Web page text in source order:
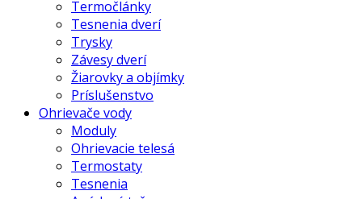
Termočlánky
Tesnenia dverí
Trysky
Závesy dverí
Žiarovky a objímky
Príslušenstvo
Ohrievače vody
Moduly
Ohrievacie telesá
Termostaty
Tesnenia